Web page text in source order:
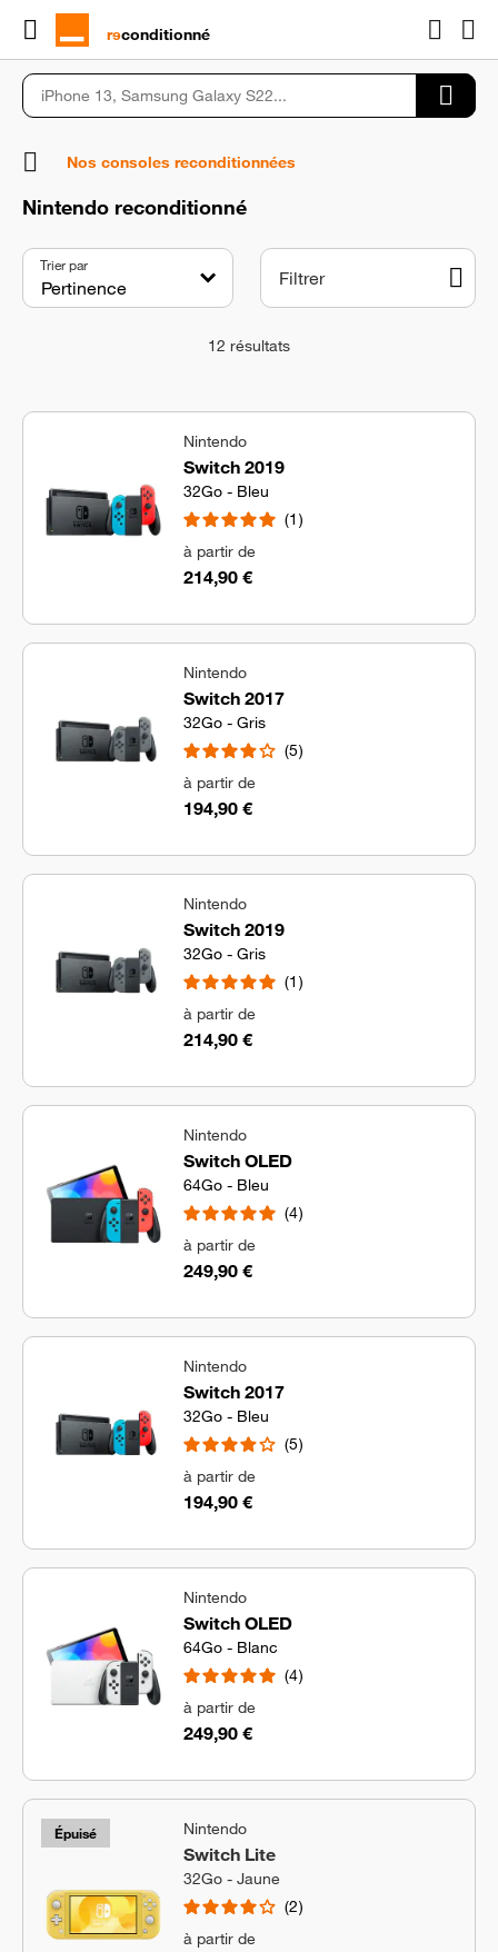
rɘconditionné
Nos consoles reconditionnées
Nintendo reconditionné
12 résultats
Trier par
Filtrer
Nintendo
Switch 2019
32Go - Bleu
1
à partir de
214,90 €
Nintendo
Switch 2017
32Go - Gris
5
à partir de
194,90 €
Nintendo
Switch 2019
32Go - Gris
1
à partir de
214,90 €
Nintendo
Switch OLED
64Go - Bleu
4
à partir de
249,90 €
Nintendo
Switch 2017
32Go - Bleu
5
à partir de
194,90 €
Nintendo
Switch OLED
64Go - Blanc
4
à partir de
249,90 €
Épuisé Nintendo
Switch Lite
32Go - Jaune
2
à partir de